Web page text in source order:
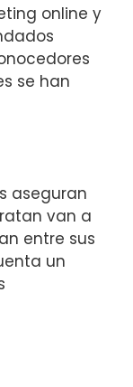
online y
se han
aseguran
van a
entre sus
un